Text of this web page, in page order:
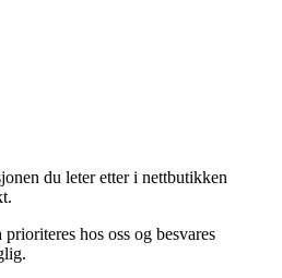
du leter etter i nettbutikken
hos oss og besvares